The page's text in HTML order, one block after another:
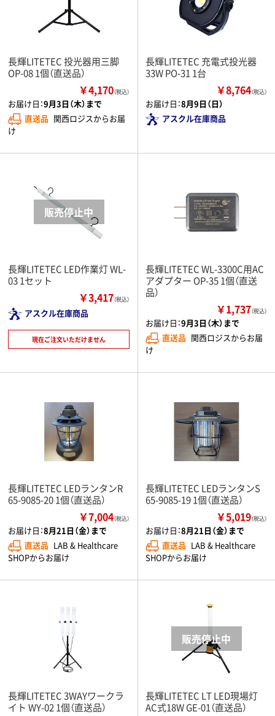
長輝LITETEC 投光器用三脚
OP-08 1個（直送品）
￥4,170（税込）
お届け日：9月3日（木）まで
直送品 関西ロジスからお届
け
長輝LITETEC 充電式投光器
33W PO-31 1台
￥8,764（税込）
お届け日：8月9日（日）
アスクル在庫商品
長輝LITETEC LED作業灯 WL-
03 1セット
￥3,417（税込）
アスクル在庫商品
現在ご注文いただけません
長輝LITETEC WL-3300C用AC
アダプター OP-35 1個（直送
品）
￥1,737（税込）
お届け日：9月3日（木）まで
直送品 関西ロジスからお届
け
長輝LITETEC LEDランタンR
65-9085-20 1個（直送品）
￥7,004（税込）
お届け日：8月21日（金）まで
直送品 LAB & Healthcare
SHOPからお届け
長輝LITETEC LEDランタンS
65-9085-19 1個（直送品）
￥5,019（税込）
お届け日：8月21日（金）まで
直送品 LAB & Healthcare
SHOPからお届け
長輝LITETEC 3WAYワークラ
イト WY-02 1個（直送品）
長輝LITETEC LT LED現場灯
AC式18W GE-01（直送品）